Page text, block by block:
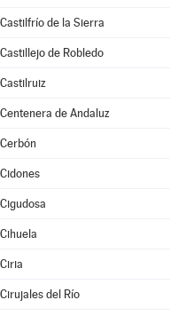
Castilfrío de la Sierra
Castillejo de Robledo
Castilruiz
Centenera de Andaluz
Cerbón
Cidones
Cigudosa
Cihuela
Ciria
Cirujales del Río